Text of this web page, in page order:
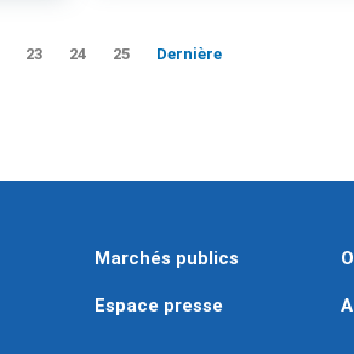
23 24 25 Dernière
Marchés publics
Espace presse